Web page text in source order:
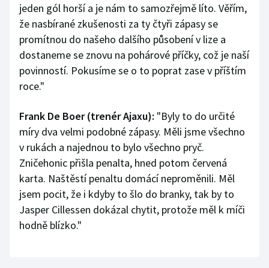
jeden gól horší a je nám to samozřejmě líto. Věřím,
že nasbírané zkušenosti za ty čtyři zápasy se
promítnou do našeho dalšího působení v lize a
dostaneme se znovu na pohárové příčky, což je naší
povinností. Pokusíme se o to poprat zase v příštím
roce."
Frank De Boer (trenér Ajaxu): "Byly to do určité
míry dva velmi podobné zápasy. Měli jsme všechno
v rukách a najednou to bylo všechno pryč.
Zničehonic přišla penalta, hned potom červená
karta. Naštěstí penaltu domácí neproměnili. Měl
jsem pocit, že i kdyby to šlo do branky, tak by to
Jasper Cillessen dokázal chytit, protože měl k míči
hodně blízko."